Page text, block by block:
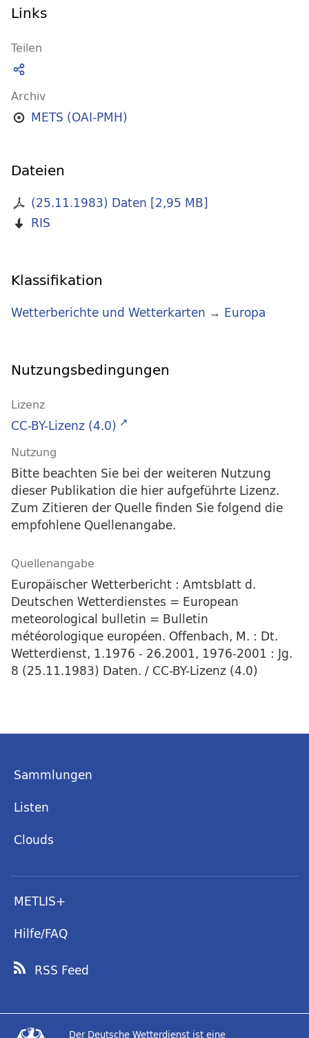
Links
Teilen
Archiv
METS (OAI-PMH)
Dateien
(25.11.1983) Daten [2,95 MB]
RIS
Klassifikation
Wetterberichte und Wetterkarten → Europa
Nutzungsbedingungen
Lizenz
CC-BY-Lizenz (4.0)
Nutzung
Bitte beachten Sie bei der weiteren Nutzung
dieser Publikation die hier aufgeführte Lizenz.
Zum Zitieren der Quelle finden Sie folgend die
empfohlene Quellenangabe.
Quellenangabe
Europäischer Wetterbericht : Amtsblatt d.
Deutschen Wetterdienstes = European
meteorological bulletin = Bulletin
météorologique européen. Offenbach, M. : Dt.
Wetterdienst, 1.1976 - 26.2001, 1976-2001 : Jg.
8 (25.11.1983) Daten. / CC-BY-Lizenz (4.0)
Sammlungen
Listen
Clouds
METLIS+
Hilfe/FAQ
RSS Feed
Der Deutsche Wetterdienst ist eine